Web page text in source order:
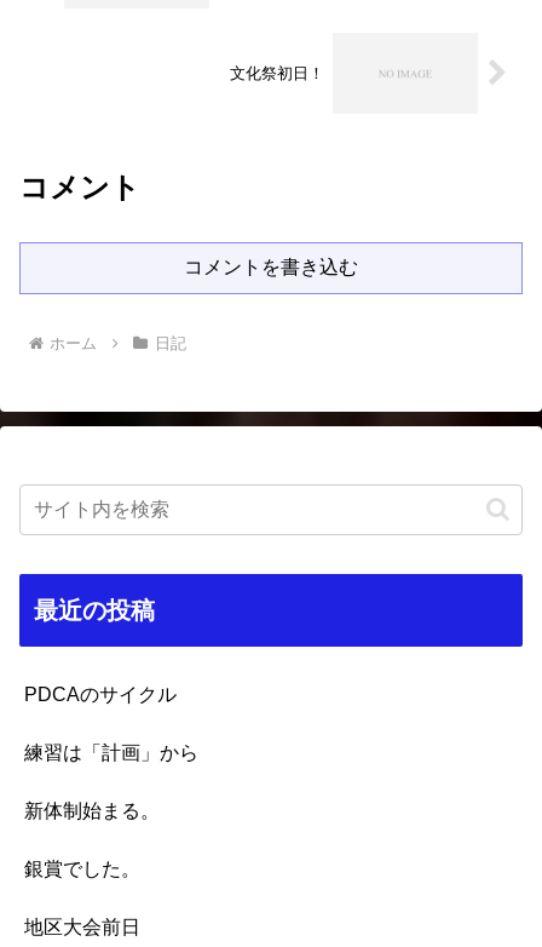
文化祭初日！
コメント
コメントを書き込む
ホーム 日記
最近の投稿
PDCAのサイクル
練習は「計画」から
新体制始まる。
銀賞でした。
地区大会前日